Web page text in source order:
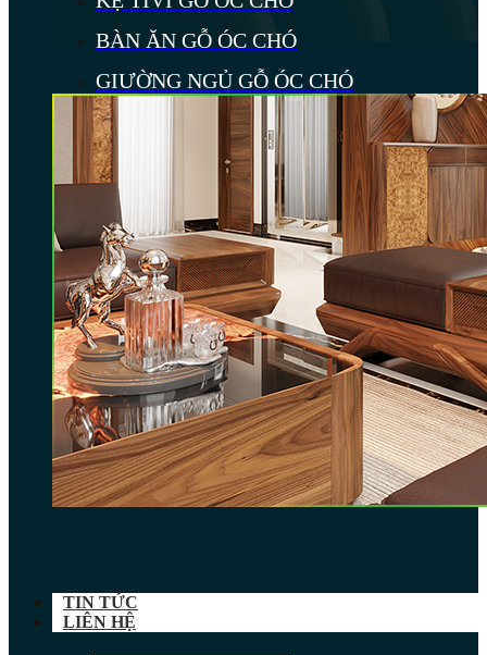
BÀN ĂN GỖ ÓC CHÓ
GIƯỜNG NGỦ GỖ ÓC CHÓ
TIN TỨC
LIÊN HỆ